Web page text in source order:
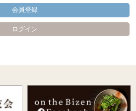
会員登録
ログイン